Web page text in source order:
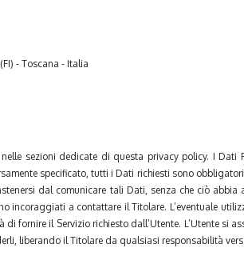
- Toscana - Italia
sezioni dedicate di questa privacy policy. I Dati
specificato, tutti i Dati richiesti sono
dal comunicare tali Dati, senza che ciò
incoraggiati a contattare il Titolare. L’eventuale
fornire il Servizio richiesto dall’Utente. L’Utente
liberando il Titolare da qualsiasi responsabilità